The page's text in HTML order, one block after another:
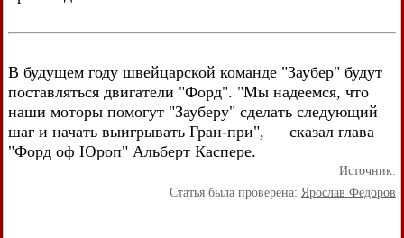
В будущем году швейцарской команде "Заубер" будут
поставляться двигатели "Форд". "Мы надеемся, что
наши моторы помогут "Зауберу" сделать следующий
шаг и начать выигрывать Гран-при", — сказал глава
"Форд оф Юроп" Альберт Каспере.
Источник:
Статья была проверена: Ярослав Федоров